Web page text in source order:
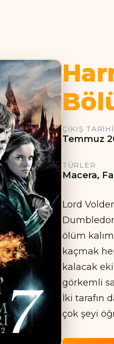
ÇIKIŞ TARIHI
Temmuz
TÜRLER
Macera,
Lord
ölüm
kaçmak
kalacak
görkemli
İki tarafın
çok şeyi